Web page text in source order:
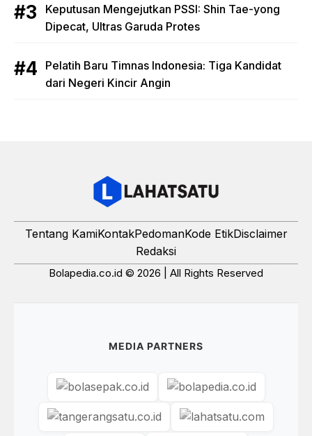
Keputusan Mengejutkan PSSI: Shin Tae-yong
Dipecat, Ultras Garuda Protes
Pelatih Baru Timnas Indonesia: Tiga Kandidat
dari Negeri Kincir Angin
Tentang KamiKontakPedomanKode EtikDisclaimer
Redaksi
Bolapedia.co.id © 2026 | All Rights Reserved
MEDIA PARTNERS